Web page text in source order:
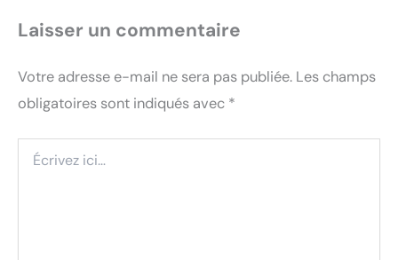
Laisser un commentaire
Votre adresse e-mail ne sera pas publiée. Les champs
obligatoires sont indiqués avec *
ici…